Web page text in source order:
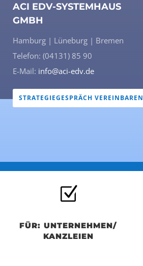
ACI EDV-SYSTEMHAUS
GMBH
Hamburg | Lüneburg | Bremen
Telefon: (04131) 85 90
E-Mail: info@aci-edv.de
STRATEGIEGESPRÄCH VEREINBAREN
Z
FÜR: UNTERNEHMEN/
KANZLEIEN